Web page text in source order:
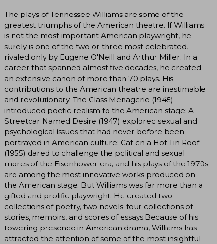
The plays of Tennessee Williams are some of the
greatest triumphs of the American theatre. If Williams
is not the most important American playwright, he
surely is one of the two or three most celebrated,
rivaled only by Eugene O'Neill and Arthur Miller. In a
career that spanned almost five decades, he created
an extensive canon of more than 70 plays. His
contributions to the American theatre are inestimable
and revolutionary. The Glass Menagerie (1945)
introduced poetic realism to the American stage; A
Streetcar Named Desire (1947) explored sexual and
psychological issues that had never before been
portrayed in American culture; Cat on a Hot Tin Roof
(1955) dared to challenge the political and sexual
mores of the Eisenhower era; and his plays of the 1970s
are among the most innovative works produced on
the American stage. But Williams was far more than a
gifted and prolific playwright. He created two
collections of poetry, two novels, four collections of
stories, memoirs, and scores of essays.Because of his
towering presence in American drama, Williams has
attracted the attention of some of the most insightful